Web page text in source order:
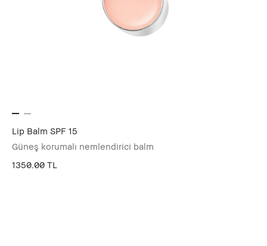
Lip Balm SPF 15
Güneş korumalı nemlendirici balm
1350.00 TL